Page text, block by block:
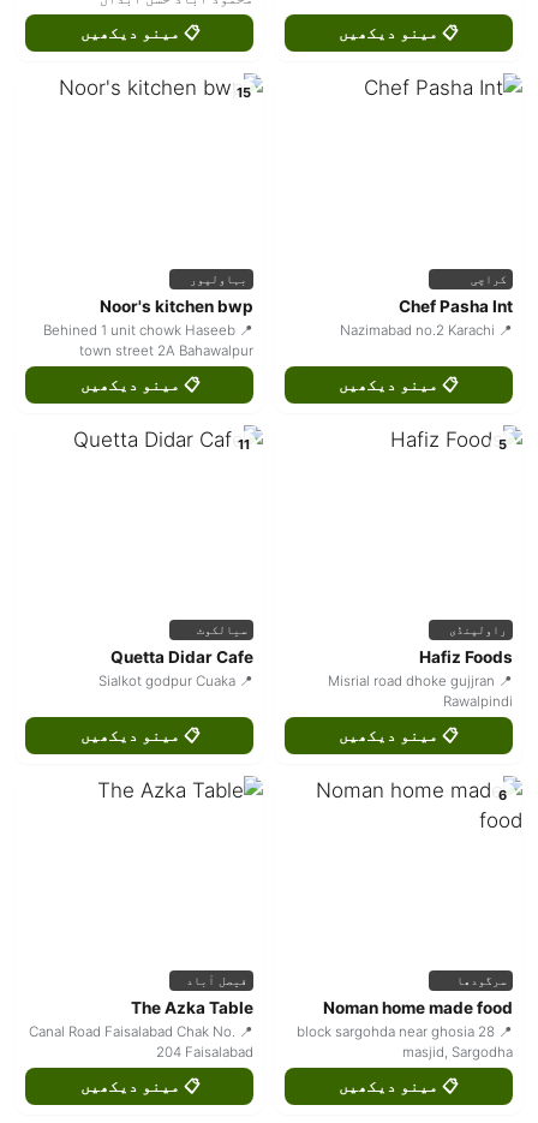
📋 مینو دیکھیں 📋 مینو دیکھیں
کراچی
Chef Pasha Int
📍 Nazimabad no.2 Karachi
📋 مینو دیکھیں
15
بہاولپور
Noor's kitchen bwp
📍 Behined 1 unit chowk Haseeb
town street 2A Bahawalpur
📋 مینو دیکھیں
5
راولپنڈی
Hafiz Foods
📍 Misrial road dhoke gujjran
Rawalpindi
📋 مینو دیکھیں
11
سیالکوٹ
Quetta Didar Cafe
📍 Sialkot godpur Cuaka
📋 مینو دیکھیں
6
سرگودھا
Noman home made food
📍 28 block sargohda near ghosia
masjid, Sargodha
📋 مینو دیکھیں
فیصل آباد
The Azka Table
📍 Canal Road Faisalabad Chak No.
204 Faisalabad
📋 مینو دیکھیں